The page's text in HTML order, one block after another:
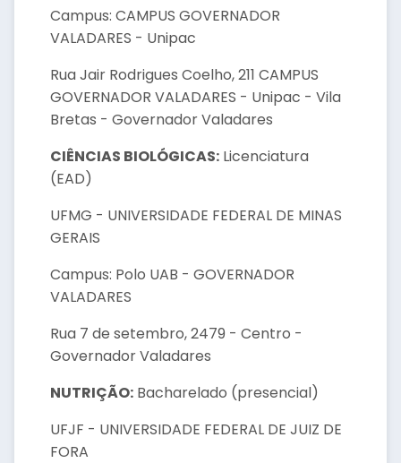
Campus: CAMPUS GOVERNADOR
VALADARES - Unipac
Rua Jair Rodrigues Coelho, 211 CAMPUS
GOVERNADOR VALADARES - Unipac - Vila
Bretas - Governador Valadares
CIÊNCIAS BIOLÓGICAS: Licenciatura
(EAD)
UFMG - UNIVERSIDADE FEDERAL DE MINAS
GERAIS
Campus: Polo UAB - GOVERNADOR
VALADARES
Rua 7 de setembro, 2479 - Centro -
Governador Valadares
NUTRIÇÃO: Bacharelado (presencial)
UFJF - UNIVERSIDADE FEDERAL DE JUIZ DE
FORA